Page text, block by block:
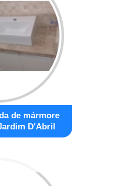
de mármore
D'Abril